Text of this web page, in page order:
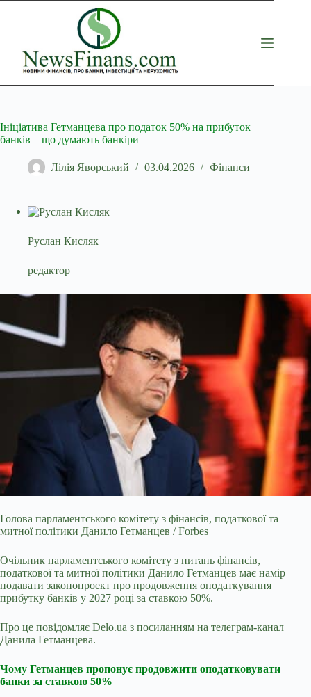
Перейти
Ініціатива Гетманцева про податок 50% на прибуток
банків – що думають банкіри
Лілія Яворський 03.04.2026 Фінанси
Руслан Кисляк
редактор
Голова парламентського комітету з фінансів, податкової та
митної політики Данило Гетманцев / Forbes
Очільник парламентського комітету з питань фінансів,
податкової та митної політики Данило Гетманцев має намір
подавати законопроект про продовження оподаткування
прибутку банків у 2027 році за ставкою 50%.
Про це повідомляє Delo.ua з посиланням на телеграм-канал
Данила Гетманцева.
Чому Гетманцев пропонує продовжити оподатковувати
банки за ставкою 50%